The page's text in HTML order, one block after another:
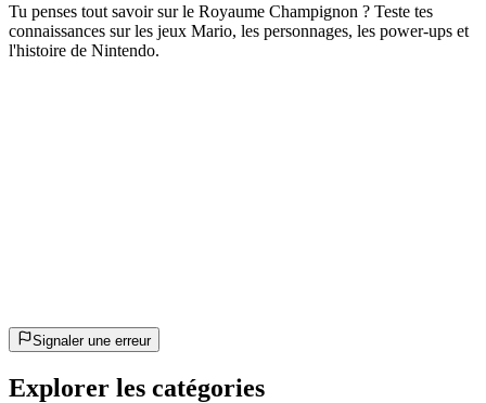
Tu penses tout savoir sur le Royaume Champignon ? Teste tes
connaissances sur les jeux Mario, les personnages, les power-ups et
l'histoire de Nintendo.
Signaler une erreur
Explorer les catégories